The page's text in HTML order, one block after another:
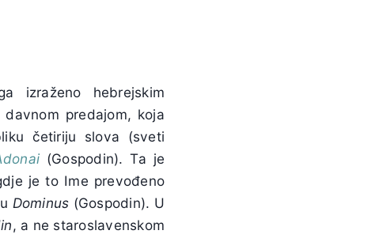
izraženo hebrejskim
predajom, koja
četiriju slova (sveti
(Gospodin). Ta je
je to Ime prevođeno
Dominus (Gospodin). U
, a ne staroslavenskom